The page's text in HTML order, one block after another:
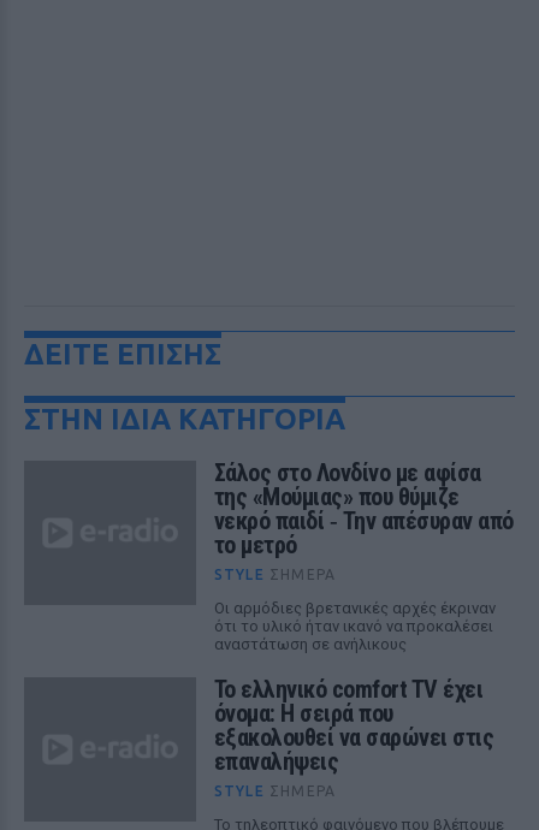
ΔΕΙΤΕ ΕΠΙΣΗΣ
ΣΤΗΝ ΙΔΙΑ ΚΑΤΗΓΟΡΙΑ
Σάλος στο Λονδίνο με αφίσα
της «Μούμιας» που θύμιζε
νεκρό παιδί ‑ Την απέσυραν από
το μετρό
STYLE ΣΉΜΕΡΑ
Οι αρμόδιες βρετανικές αρχές έκριναν
ότι το υλικό ήταν ικανό να προκαλέσει
αναστάτωση σε ανήλικους
Το ελληνικό comfort TV έχει
όνομα: Η σειρά που
εξακολουθεί να σαρώνει στις
επαναλήψεις
STYLE ΣΉΜΕΡΑ
Το τηλεοπτικό φαινόμενο που βλέπουμε